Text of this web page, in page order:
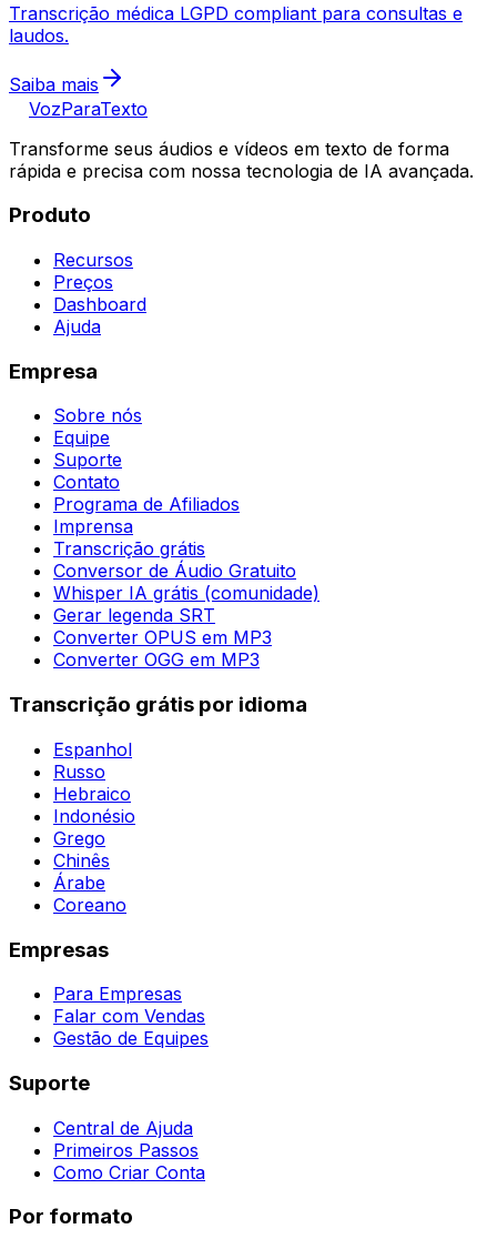
Transcrição médica LGPD compliant para consultas e
laudos.
Saiba mais
VozParaTexto
Transforme seus áudios e vídeos em texto de forma
rápida e precisa com nossa tecnologia de IA avançada.
Produto
Recursos
Preços
Dashboard
Ajuda
Empresa
Sobre nós
Equipe
Suporte
Contato
Programa de Afiliados
Imprensa
Transcrição grátis
Conversor de Áudio Gratuito
Whisper IA grátis (comunidade)
Gerar legenda SRT
Converter OPUS em MP3
Converter OGG em MP3
Transcrição grátis por idioma
Espanhol
Russo
Hebraico
Indonésio
Grego
Chinês
Árabe
Coreano
Empresas
Para Empresas
Falar com Vendas
Gestão de Equipes
Suporte
Central de Ajuda
Primeiros Passos
Como Criar Conta
Por formato